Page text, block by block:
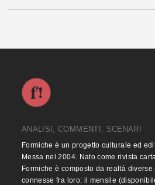
ANALISI, COMMENTI, SCENARI
Formiche è un progetto culturale ed
Messa nel 2004. Nato come rivista
Formiche è composto da realtà diverse
connesse fra loro: il mensile